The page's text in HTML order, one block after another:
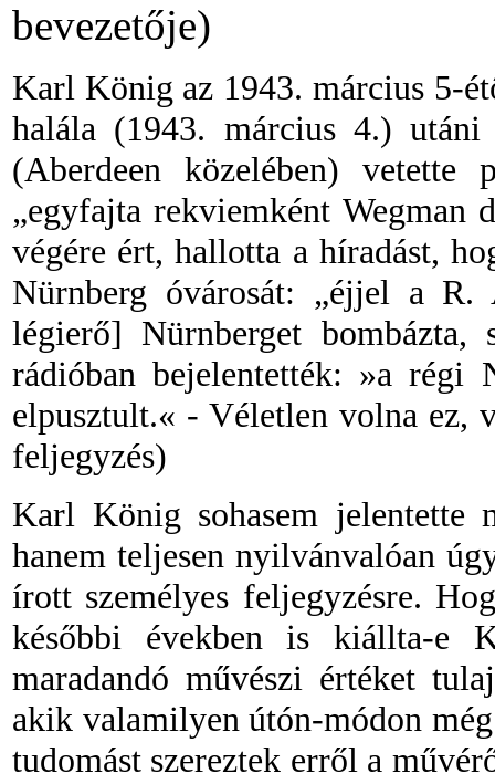
bevezetője)
Karl König az 1943. március 5-
halála (1943. március 4.)
(Aberdeen közelében) vetette
„egyfajta rekviemként Wegman
végére ért, hallotta a híradást,
Nürnberg óvárosát: „éjjel a
légierő] Nürnberget
rádióban bejelentették: »a régi
elpusztult.« - Véletlen volna ez,
feljegyzés)
Karl König sohasem jelentette
hanem teljesen nyilvánvalóan
írott személyes feljegyzésre.
későbbi években is kiállta-e
maradandó művészi értéket
akik valamilyen útón-módon
tudomást szereztek erről a